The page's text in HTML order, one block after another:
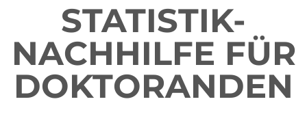
STATISTIK-
NACHHILFE FÜR
DOKTORANDEN